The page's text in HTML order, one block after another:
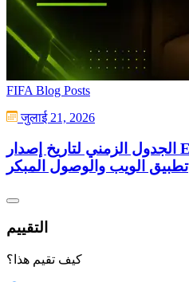
FIFA Blog Posts
जुलाई 21, 2026
الجدول الزمني لتاريخ إصدار EA SPORTS FC 27،
تطبيق الويب والوصول المبكر
التقييم
كيف تقيم هذا؟